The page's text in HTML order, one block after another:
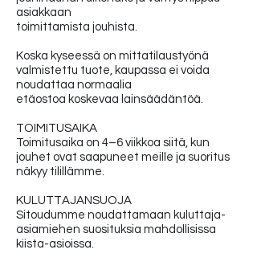
asiakkaan
toimittamista jouhista.
Koska kyseessä on mittatilaustyönä
valmistettu tuote, kaupassa ei voida
noudattaa normaalia
etäostoa koskevaa lainsäädäntöä.
TOIMITUSAIKA
Toimitusaika on 4–6 viikkoa siitä, kun
jouhet ovat saapuneet meille ja suoritus
näkyy tilillämme.
KULUTTAJANSUOJA
Sitoudumme noudattamaan kuluttaja-
asiamiehen suosituksia mahdollisissa
kiista-asioissa.